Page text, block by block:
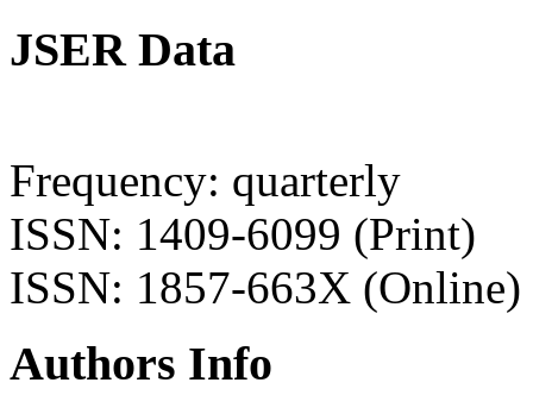
JSER Data
Frequency: quarterly
ISSN: 1409-6099 (Print)
ISSN: 1857-663X (Online)
Authors Info